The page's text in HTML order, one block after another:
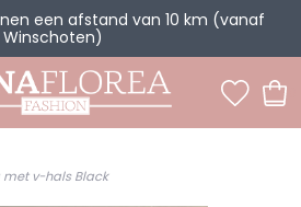
een afstand van 10 km (vanaf
Winschoten)
met v-hals Black